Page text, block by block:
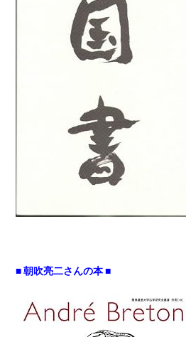
■ 朝吹亮二さんの本 ■